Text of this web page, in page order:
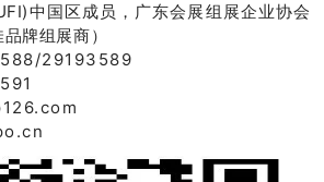
中国区成员，广东会展组展企业协会
牌组展商）
29193589